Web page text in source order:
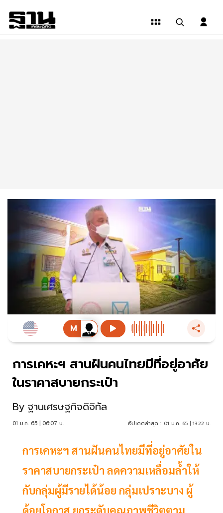
การเคหะฯ สานฝันคนไทยมีที่อยู่อาศัย
ในราคาสบายกระเป๋า
By ฐานเศรษฐกิจดิจิทัล
01 ม.ค. 65 | 06:07 น. อัปเดตล่าสุด : 01 ม.ค. 65 | 13:22 น.
การเคหะฯ สานฝันคนไทยมีที่อยู่อาศัยใน
ราคาสบายกระเป๋า ลดความเหลื่อมล้ำให้
กับกลุ่มผู้มีรายได้น้อย กลุ่มเปราะบาง ผู้
ด้อยโอกาส ยกระดับคุณภาพชีวิตตาม